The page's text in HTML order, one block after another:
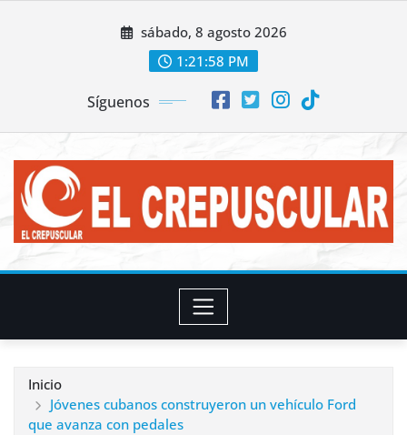
sábado, 8 agosto 2026
1:22:00 PM
Síguenos
Inicio
Jóvenes cubanos construyeron un vehículo Ford
que avanza con pedales